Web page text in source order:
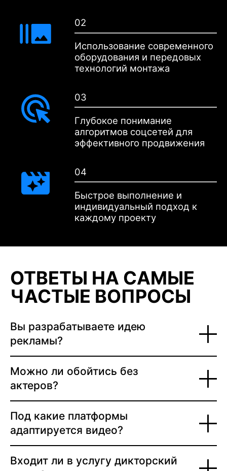
02
Использование современного
оборудования и передовых
технологий монтажа
03
Глубокое понимание
алгоритмов соцсетей для
эффективного продвижения
04
Быстрое выполнение и
индивидуальный подход к
каждому проекту
ОТВЕТЫ НА САМЫЕ
ЧАСТЫЕ ВОПРОСЫ
Вы разрабатываете идею
рекламы?
Можно ли обойтись без
актеров?
Под какие платформы
адаптируется видео?
Входит ли в услугу дикторский